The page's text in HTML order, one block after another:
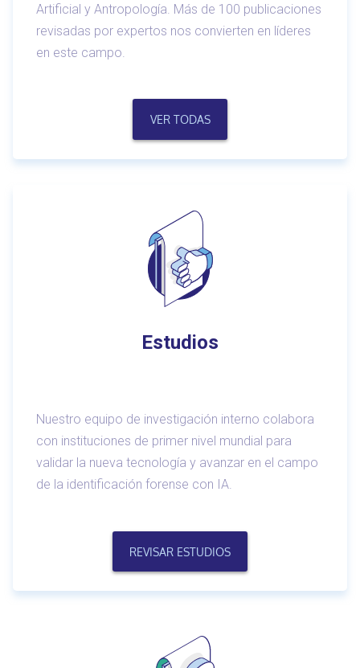
Artificial y Antropología. Más de 100 publicaciones
revisadas por expertos nos convierten en líderes
en este campo.
VER TODAS
Estudios
Nuestro equipo de investigación interno colabora
con instituciones de primer nivel mundial para
validar la nueva tecnología y avanzar en el campo
de la identificación forense con IA.
REVISAR ESTUDIOS